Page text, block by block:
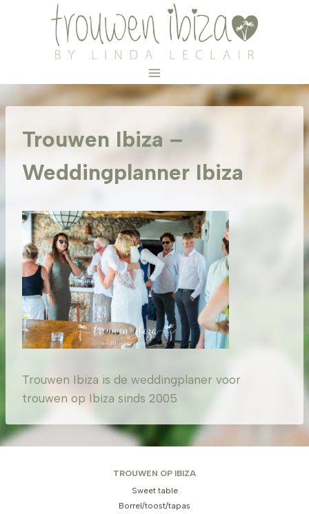
Trouwen Ibiza –
Weddingplanner Ibiza
Trouwen Ibiza is de weddingplaner voor
trouwen op Ibiza sinds 2005
TROUWEN OP IBIZA
Sweet table
Borrel/toost/tapas